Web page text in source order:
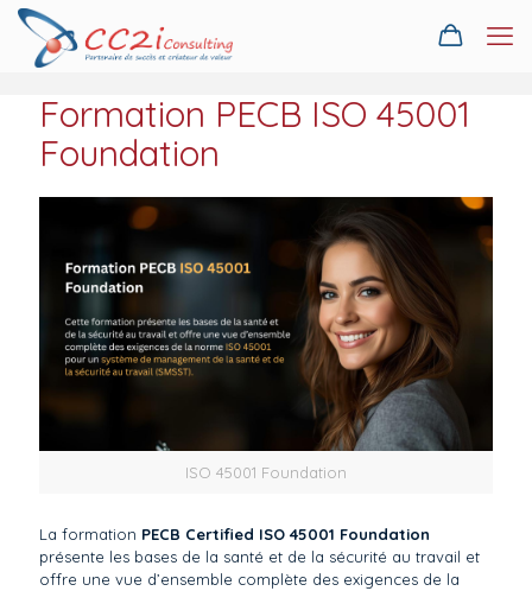
Formation PECB ISO 45001
Foundation
ISO 45001 Foundation
La formation PECB Certified ISO 45001 Foundation
présente les bases de la santé et de la sécurité au travail et
offre une vue d’ensemble complète des exigences de la